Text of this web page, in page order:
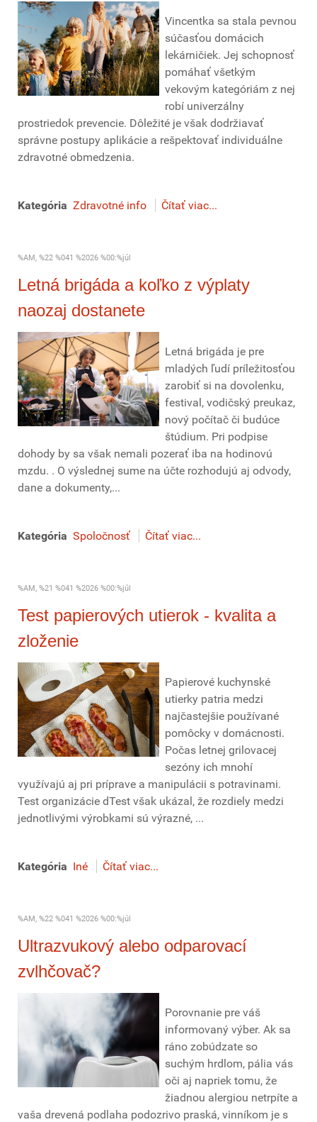
Vincentka sa stala pevnou
súčasťou domácich
lekárničiek. Jej schopnosť
pomáhať všetkým
vekovým kategóriám z nej
robí univerzálny
prostriedok prevencie. Dôležité je však dodržiavať
správne postupy aplikácie a rešpektovať individuálne
zdravotné obmedzenia.
Kategória Zdravotné info Čítať viac...
%AM, %22 %041 %2026 %00:%júl
Letná brigáda a koľko z výplaty
naozaj dostanete
Letná brigáda je pre
mladých ľudí príležitosťou
zarobiť si na dovolenku,
festival, vodičský preukaz,
nový počítač či budúce
štúdium. Pri podpise
dohody by sa však nemali pozerať iba na hodinovú
mzdu. . O výslednej sume na účte rozhodujú aj odvody,
dane a dokumenty,...
Kategória Spoločnosť Čítať viac...
%AM, %21 %041 %2026 %00:%júl
Test papierových utierok - kvalita a
zloženie
Papierové kuchynské
utierky patria medzi
najčastejšie používané
pomôcky v domácnosti.
Počas letnej grilovacej
sezóny ich mnohí
využívajú aj pri príprave a manipulácii s potravinami.
Test organizácie dTest však ukázal, že rozdiely medzi
jednotlivými výrobkami sú výrazné, ...
Kategória Iné Čítať viac...
%AM, %22 %041 %2026 %00:%júl
Ultrazvukový alebo odparovací
zvlhčovač?
Porovnanie pre váš
informovaný výber. Ak sa
ráno zobúdzate so
suchým hrdlom, pália vás
oči aj napriek tomu, že
žiadnou alergiou netrpíte a
vaša drevená podlaha podozrivo praská, vinníkom je s